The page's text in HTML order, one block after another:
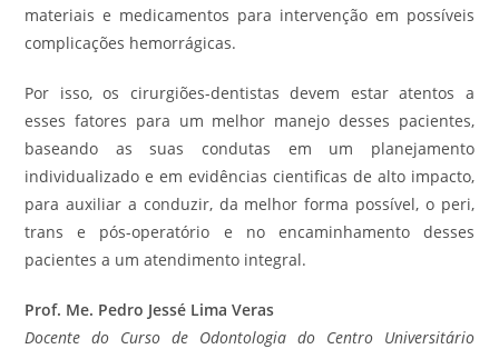
materiais e medicamentos para intervenção em possíveis
complicações hemorrágicas.
Por isso, os cirurgiões-dentistas devem estar atentos a
esses fatores para um melhor manejo desses pacientes,
baseando as suas condutas em um planejamento
individualizado e em evidências cientificas de alto impacto,
para auxiliar a conduzir, da melhor forma possível, o peri,
trans e pós-operatório e no encaminhamento desses
pacientes a um atendimento integral.
Prof. Me. Pedro Jessé Lima Veras
Docente do Curso de Odontologia do Centro Universitário